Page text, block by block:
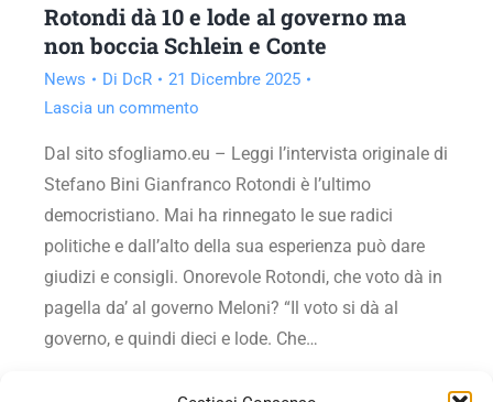
Rotondi dà 10 e lode al governo ma
non boccia Schlein e Conte
News Di DcR
21 Dicembre 2025
Lascia un commento
Dal sito sfogliamo.eu – Leggi l’intervista originale di
Stefano Bini Gianfranco Rotondi è l’ultimo
democristiano. Mai ha rinnegato le sue radici
politiche e dall’alto della sua esperienza può dare
giudizi e consigli. Onorevole Rotondi, che voto dà in
pagella da’ al governo Meloni? “Il voto si dà al
governo, e quindi dieci e lode. Che…